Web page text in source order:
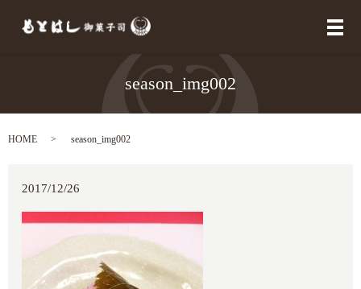
メ
season_img002
HOME season_img002
2017/12/26